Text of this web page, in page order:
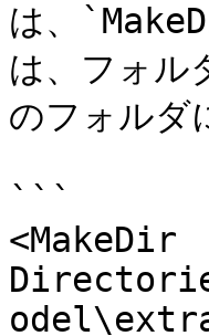
は、
は、フォル
のフォルダ
```
<MakeDir